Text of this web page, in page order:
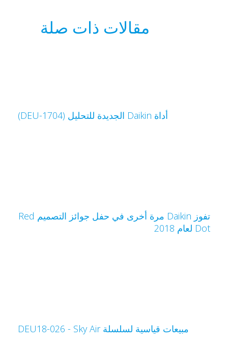
مقالات ذات صلة
تفوز Daikin مرة أخرى في حفل جوائز التصميم Red
مبيعات قياسية لسلسلة Sky Air‏ - DEU18-026